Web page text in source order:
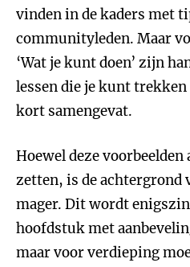
vinden in de kaders met
communityleden. Maar
‘Wat je kunt doen’ zijn
lessen die je kunt
kort samengevat.
Hoewel deze voorbeelden
zetten, is de achtergrond
mager. Dit wordt
hoofdstuk met
maar voor verdieping